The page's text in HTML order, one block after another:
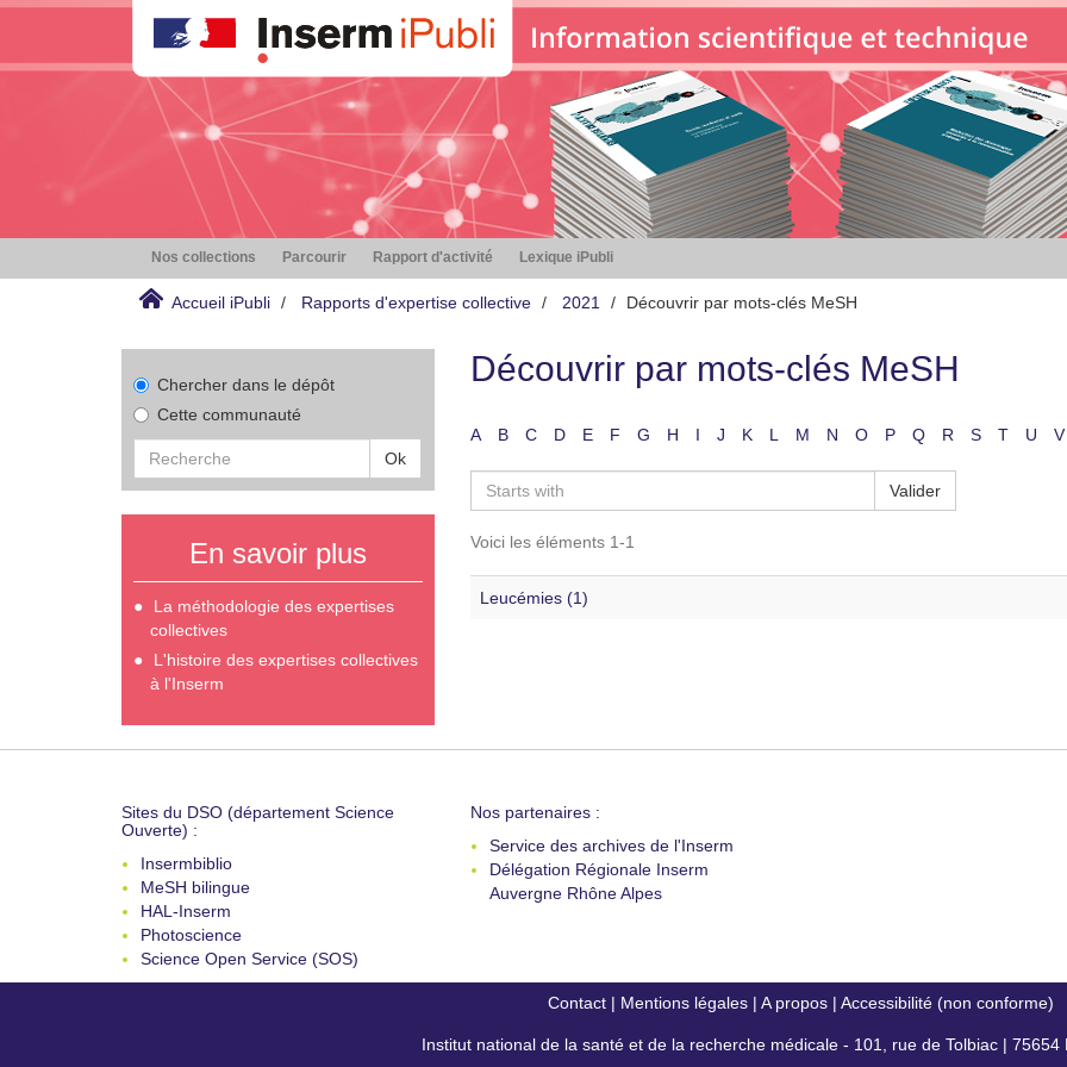
Nos collections Parcourir Rapport d'activité Lexique iPubli
Accueil iPubli Rapports d'expertise collective 2021 Découvrir par mots-clés MeSH
Chercher dans le dépôt
Cette communauté
Ok
En savoir plus
La méthodologie des expertises
collectives
L'histoire des expertises collectives
à l'Inserm
Découvrir par mots-clés MeSH
A B C D E F G H I J K L M N O P Q R S T U V
Valider
Voici les éléments 1-1
Leucémies (1)
Sites du DSO (département Science
Ouverte) :
Insermbiblio
MeSH bilingue
HAL-Inserm
Photoscience
Science Open Service (SOS)
Nos partenaires :
Service des archives de l'Inserm
Délégation Régionale Inserm
Auvergne Rhône Alpes
Contact| Mentions légales| A propos| Accessibilité (non conforme)
Institut national de la santé et de la recherche médicale - 101, rue de Tolbiac | 75654